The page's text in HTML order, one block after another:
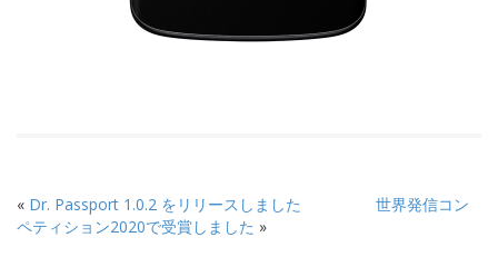
« Dr. Passport 1.0.2 をリリースしました
世界発信コン
ペティション2020で受賞しました »